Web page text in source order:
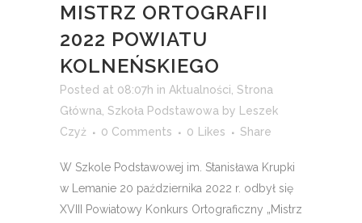
MISTRZ ORTOGRAFII
2022 POWIATU
KOLNEŃSKIEGO
Posted at 08:07h in Aktualności Strona
Główna Szkoła Podstawowa by
Leszek
Czyż
0 Comments 0 Likes Share
W Szkole Podstawowej im. Stanisława Krupki
w Lemanie 20 października 2022 r. odbył się
XVIII Powiatowy Konkurs Ortograficzny „Mistrz